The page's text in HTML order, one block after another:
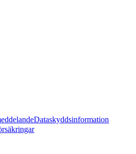
Dataskyddsinformation